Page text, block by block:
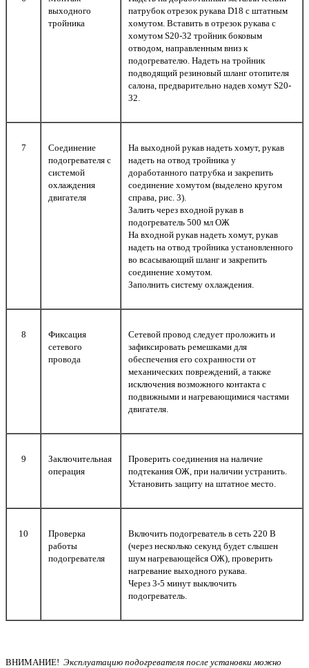
выходного
тройника
патрубок отрезок рукава D18 с штатным
хомутом. Вставить в отрезок рукава с
хомутом S20-32 тройник боковым
отводом, направленным вниз к
подогревателю. Надеть на тройник
подводящий резиновый шланг отопителя
салона, предварительно надев хомут S20-
32.
7
Соединение
подогревателя с
системой
охлаждения
двигателя
На выходной рукав надеть хомут, рукав
надеть на отвод тройника у
доработанного патрубка и закрепить
соединение хомутом (выделено кругом
справа, рис. 3).
Залить через входной рукав в
подогреватель 500 мл ОЖ
На входной рукав надеть хомут, рукав
надеть на отвод тройника установленного
во всасывающий шланг и закрепить
соединение хомутом.
Заполнить систему охлаждения.
8
Фиксация
сетевого
провода
Сетевой провод следует проложить и
зафиксировать ремешками для
обеспечения его сохранности от
механических повреждений, а также
исключения возможного контакта с
подвижными и нагревающимися частями
двигателя.
9
Заключительная
операция
Проверить соединения на наличие
подтекания ОЖ, при наличии устранить.
Установить защиту на штатное место.
10
Проверка
работы
подогревателя
Включить подогреватель в сеть 220 В
(через несколько секунд будет слышен
шум нагревающейся ОЖ), проверить
нагревание выходного рукава.
Через 3-5 минут выключить
подогреватель.
ВНИМАНИЕ! Эксплуатацию подогревателя после установки можно